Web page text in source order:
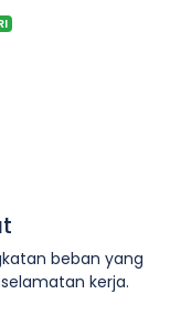
beban yang
kerja.